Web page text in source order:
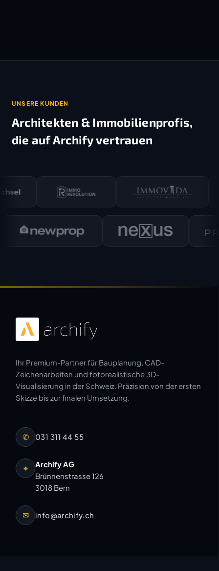
UNSERE KUNDEN
Architekten & Immobilienprofis,
die auf Archify vertrauen
Ihr Premium-Partner für Bauplanung, CAD-
Zeichenarbeiten und fotorealistische 3D-
Visualisierung in der Schweiz. Präzision von der ersten
Skizze bis zur finalen Umsetzung.
✆ 031 311 44 55
⌖
Archify AG
Brünnenstrasse 126
3018 Bern
✉ info@archify.ch